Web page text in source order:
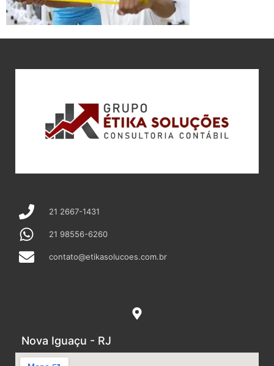
21 2667-1431
21 98556-6260
contato@etikasolucoes.com.br
Nova Iguaçu - RJ